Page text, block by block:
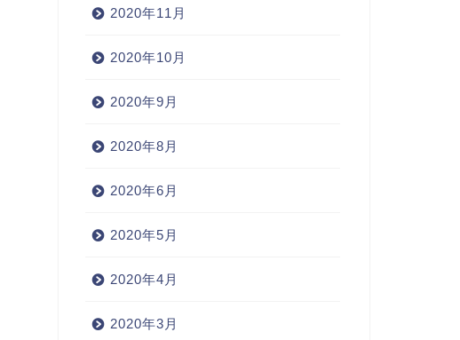
2020年11月
2020年10月
2020年9月
2020年8月
2020年6月
2020年5月
2020年4月
2020年3月